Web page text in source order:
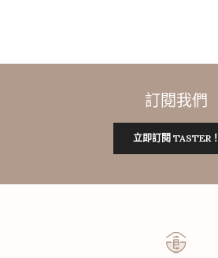
訂閱我們
立即訂閱 TASTER！